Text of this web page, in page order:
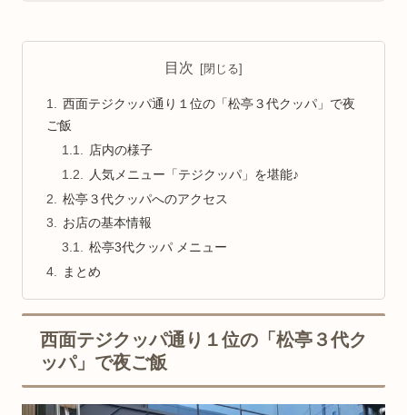
目次
西面テジクッパ通り１位の「松亭３代クッパ」で夜
ご飯
店内の様子
人気メニュー「テジクッパ」を堪能♪
松亭３代クッパへのアクセス
お店の基本情報
松亭3代クッパ メニュー
まとめ
西面テジクッパ通り１位の「松亭３代ク
ッパ」で夜ご飯